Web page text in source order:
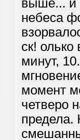
выше... и
небеса
ск!
минут,
момент
четверо
предела.